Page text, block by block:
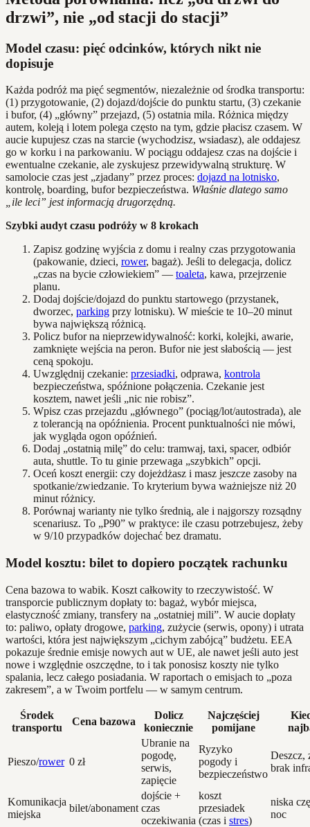
drzwi”, nie „od stacji do stacji”
Model czasu: pięć odcinków, których nikt nie
dopisuje
Każda podróż ma pięć segmentów, niezależnie od środka transportu:
(1) przygotowanie, (2) dojazd/dojście do punktu startu, (3) czekanie
i bufor, (4) „główny” przejazd, (5) ostatnia mila. Różnica między
autem, koleją i lotem polega często na tym, gdzie płacisz czasem. W
aucie kupujesz czas na starcie (wychodzisz, wsiadasz), ale oddajesz
go w korku i na parkowaniu. W pociągu oddajesz czas na dojście i
ewentualne czekanie, ale zyskujesz przewidywalną strukturę. W
samolocie czas jest „zjadany” przez proces: dojazd na lotnisko,
kontrolę, boarding, bufor bezpieczeństwa. Właśnie dlatego samo
„ile leci” jest informacją drugorzędną.
Szybki audyt czasu podróży w 8 krokach
Zapisz godzinę wyjścia z domu i realny czas przygotowania
(pakowanie, dzieci, rower, bagaż). Jeśli to delegacja, dolicz
„czas na bycie człowiekiem” — toaleta, kawa, przejrzenie
planu.
Dodaj dojście/dojazd do punktu startowego (przystanek,
dworzec, parking przy lotnisku). W mieście te 10–20 minut
bywa największą różnicą.
Policz bufor na nieprzewidywalność: korki, kolejki, awarie,
zamknięte wejścia na peron. Bufor nie jest słabością — jest
ceną spokoju.
Uwzględnij czekanie: przesiadki, odprawa, kontrola
bezpieczeństwa, spóźnione połączenia. Czekanie jest
kosztem, nawet jeśli „nic nie robisz”.
Wpisz czas przejazdu „głównego” (pociąg/lot/autostrada), ale
z tolerancją na opóźnienia. Procent punktualności nie mówi,
jak wygląda ogon opóźnień.
Dodaj „ostatnią milę” do celu: tramwaj, taxi, spacer, odbiór
auta, shuttle. To tu ginie przewaga „szybkich” opcji.
Oceń koszt energii: czy dojeżdżasz i masz jeszcze zasoby na
spotkanie/zwiedzanie. To kryterium bywa ważniejsze niż 20
minut różnicy.
Porównaj warianty nie tylko średnią, ale i najgorszy rozsądny
scenariusz. To „P90” w praktyce: ile czasu potrzebujesz, żeby
w 9/10 przypadków dojechać bez dramatu.
Model kosztu: bilet to dopiero początek rachunku
Cena bazowa to wabik. Koszt całkowity to rzeczywistość. W
transporcie publicznym dopłaty to: bagaż, wybór miejsca,
elastyczność zmiany, transfery na „ostatniej mili”. W aucie dopłaty
to: paliwo, opłaty drogowe, parking, zużycie (serwis, opony) i utrata
wartości, która jest największym „cichym zabójcą” budżetu. EEA
pokazuje średnie emisje nowych aut w UE, ale nawet jeśli auto jest
nowe i względnie oszczędne, to i tak ponosisz koszty nie tylko
spalania, lecz całego posiadania. W raportach o emisjach to „poza
zakresem”, a w Twoim portfelu — w samym centrum.
Środek
transportu
Cena bazowa
Dolicz
koniecznie
Najczęściej
pomijane
Pieszo/rower 0 zł
Ubranie na
pogodę,
serwis,
zapięcie
Ryzyko
pogody i
bezpieczeństwo
Deszcz,
brak
Komunikacja
miejska
bilet/abonament
dojście +
czas
oczekiwania
koszt
przesiadek
(czas i stres)
niska
noc